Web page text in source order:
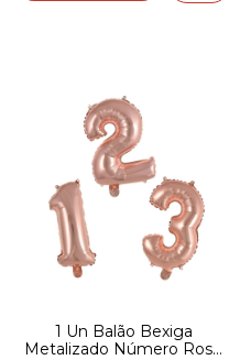
1 Un Balão Bexiga
Metalizado Número Rosé